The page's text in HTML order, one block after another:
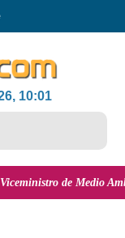
10:01
de Medio Ambiente,